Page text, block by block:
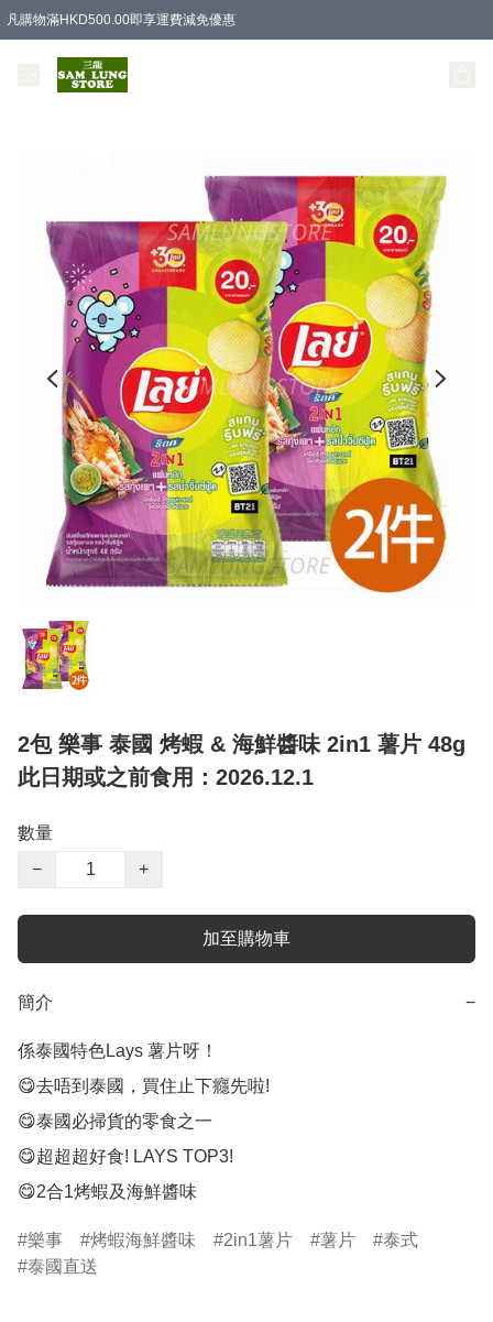
凡購物滿HKD500.00即享運費減免優惠
2包 樂事 泰國 烤蝦 & 海鮮醬味 2in1 薯片 48g
此日期或之前食用：2026.12.1
數量
−
+
加至購物車
簡介 −
係泰國特色Lays 薯片呀！
😋去唔到泰國，買住止下癮先啦!
😋泰國必掃貨的零食之一
😋超超超好食! LAYS TOP3!
😋2合1烤蝦及海鮮醬味
樂事 烤蝦海鮮醬味 2in1薯片 薯片
泰式
泰國直送